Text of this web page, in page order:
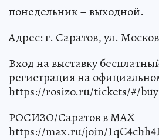
понедельник – выходной.
Адрес: г. Саратов, ул.
Вход на выставку
регистрация на
https://rosizo.ru/tickets/#/
РОСИЗО/Саратов в MAX
https://max.ru/join/